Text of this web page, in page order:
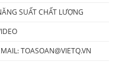
SUẤT CHẤT LƯỢNG
TOASOAN@VIETQ.VN